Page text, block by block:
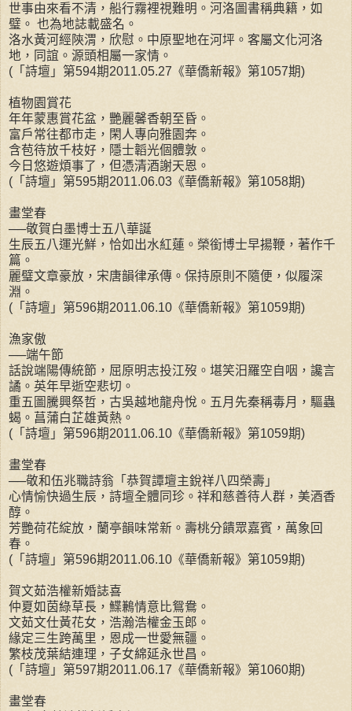
世事由來看不清，船行霧裡視難明。河洛圖書稱典籍，如
璧。 也為地誌載盛名。
洛水黃河經陝渭，欣慰。中原聖地在河坪。客屬文化河洛
地，同誼。源頭相屬一家情。
(「詩壇」第594期2011.05.27《華僑新報》第1057期)
植物園賞花
年年蒙惠賞花盆，艷麗馨香朝至昏。
富戶常往都市走，閑人專向雅園奔。
含苞待放千枝好，隱士韜光個體敦。
今日悠遊煩事了，但憑清酒謝天恩。
(「詩壇」第595期2011.06.03《華僑新報》第1058期)
畫堂春
──敬賀白墨博士五八華誕
生辰五八運光鮮，恰如出水紅蓮。榮銜博士早揚鞭，著作千
篇。
麗璧文章豪放，宋唐韻律承傳。保持原則不隨便，似履深
淵。
(「詩壇」第596期2011.06.10《華僑新報》第1059期)
漁家傲
──端午節
話說端陽傳統節，屈原明志投江歿。堪笑汨羅空自咽，讒言
譎。英年早逝空悲切。
重五圖騰興祭哲，古吳越地龍舟悅。五月先秦稱毒月，驅蟲
蝎。菖蒲白芷雄黃熱。
(「詩壇」第596期2011.06.10《華僑新報》第1059期)
畫堂春
──敬和伍兆職詩翁「恭賀譚壇主銳祥八四榮壽」
心情愉快過生辰，詩壇全體同珍。祥和慈善待人群，美酒香
醇。
芳艷荷花綻放，蘭亭韻味常新。壽桃分饋眾嘉賓，萬象回
春。
(「詩壇」第596期2011.06.10《華僑新報》第1059期)
賀文茹浩權新婚誌喜
仲夏如茵綠草長，鰈鶼情意比鴛鴦。
文茹文仕黃花女，浩瀚浩權金玉郎。
緣定三生跨萬里，恩成一世愛無疆。
繁枝茂葉結連理，子女綿延永世昌。
(「詩壇」第597期2011.06.17《華僑新報》第1060期)
畫堂春